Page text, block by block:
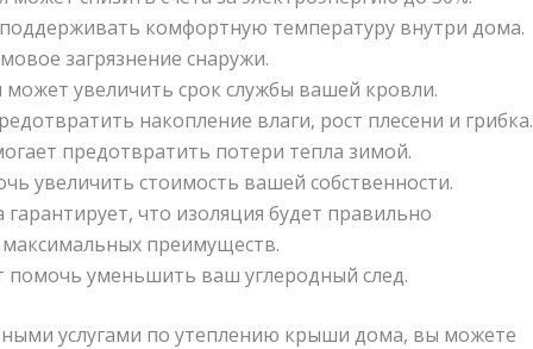
комфортную температуру внутри дома.
загрязнение снаружи.
увеличить срок службы вашей кровли.
накопление влаги, рост плесени и грибка.
предотвратить потери тепла зимой.
увеличить стоимость вашей собственности.
что изоляция будет правильно
преимуществ.
уменьшить ваш углеродный след.
услугами по утеплению крыши дома, вы можете